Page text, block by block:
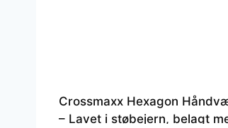
Crossmaxx Hexagon
– Lavet i støbejern, belagt